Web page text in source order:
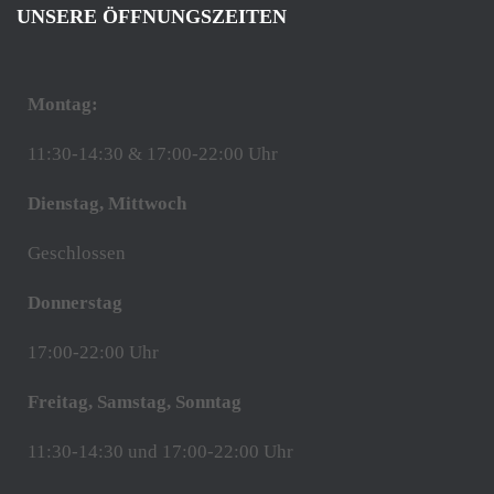
UNSERE ÖFFNUNGSZEITEN
Montag:
11:30-14:30 & 17:00-22:00 Uhr
Dienstag, Mittwoch
Geschlossen
Donnerstag
17:00-22:00 Uhr
Freitag, Samstag, Sonntag
11:30-14:30 und 17:00-22:00 Uhr